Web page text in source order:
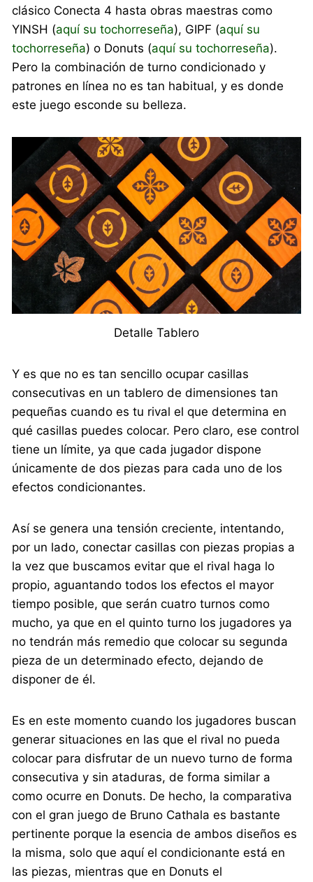
clásico Conecta 4 hasta obras maestras como
YINSH (aquí su tochorreseña), GIPF (aquí su
tochorreseña) o Donuts (aquí su tochorreseña).
Pero la combinación de turno condicionado y
patrones en línea no es tan habitual, y es donde
este juego esconde su belleza.
Detalle Tablero
Y es que no es tan sencillo ocupar casillas
consecutivas en un tablero de dimensiones tan
pequeñas cuando es tu rival el que determina en
qué casillas puedes colocar. Pero claro, ese control
tiene un límite, ya que cada jugador dispone
únicamente de dos piezas para cada uno de los
efectos condicionantes.
Así se genera una tensión creciente, intentando,
por un lado, conectar casillas con piezas propias a
la vez que buscamos evitar que el rival haga lo
propio, aguantando todos los efectos el mayor
tiempo posible, que serán cuatro turnos como
mucho, ya que en el quinto turno los jugadores ya
no tendrán más remedio que colocar su segunda
pieza de un determinado efecto, dejando de
disponer de él.
Es en este momento cuando los jugadores buscan
generar situaciones en las que el rival no pueda
colocar para disfrutar de un nuevo turno de forma
consecutiva y sin ataduras, de forma similar a
como ocurre en Donuts. De hecho, la comparativa
con el gran juego de Bruno Cathala es bastante
pertinente porque la esencia de ambos diseños es
la misma, solo que aquí el condicionante está en
las piezas, mientras que en Donuts el